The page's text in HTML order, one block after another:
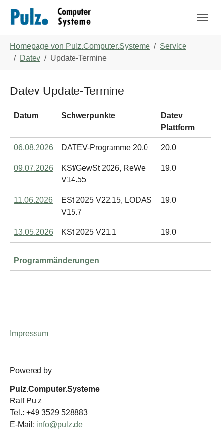
Homepage von Pulz.Computer.Systeme
Service
Datev
Update-Termine
Datev Update-Termine
Datum Schwerpunkte
Datev
Plattform
06.08.2026 DATEV-Programme 20.0 20.0
09.07.2026
KSt/GewSt 2026, ReWe
V14.55
19.0
11.06.2026
ESt 2025 V22.15, LODAS
V15.7
19.0
13.05.2026 KSt 2025 V21.1 19.0
Programmänderungen
Impressum
Powered by
Pulz.Computer.Systeme
Ralf Pulz
Tel.: +49 3529 528883
E-Mail: info@pulz.de